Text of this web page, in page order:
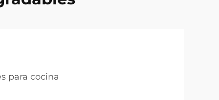
para cocina